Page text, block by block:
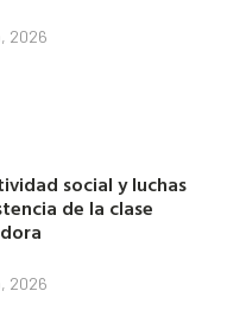
2026
social y luchas
de la clase
2026